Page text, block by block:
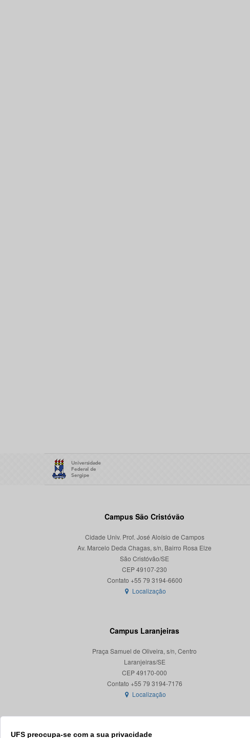
UFS preocupa-se com a sua privacidade
Campus São Cristóvão
Cidade Univ. Prof. José Aloísio de Campos
Av. Marcelo Deda Chagas, s/n, Bairro Rosa Elze
São Cristóvão/SE
CEP 49107-230
Localização
Campus Laranjeiras
Praça Samuel de Oliveira, s/n, Centro
Laranjeiras/SE
CEP 49170-000
Localização